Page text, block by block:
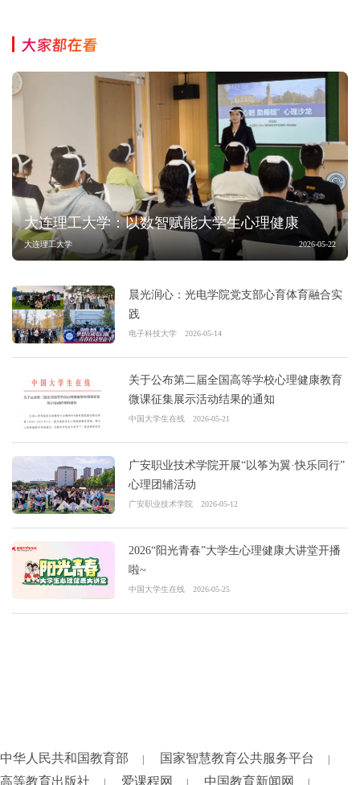
大家都在看
大连理工大学：以数智赋能大学生心理健康
大连理工大学 2026-05-22
晨光润心：光电学院党支部心育体育融合实
践
电子科技大学 2026-05-14
关于公布第二届全国高等学校心理健康教育
微课征集展示活动结果的通知
中国大学生在线 2026-05-21
广安职业技术学院开展“以筝为翼·快乐同行”
心理团辅活动
广安职业技术学院 2026-05-12
2026“阳光青春”大学生心理健康大讲堂开播
啦~
中国大学生在线 2026-05-25
中华人民共和国教育部 国家智慧教育公共服务平台
高等教育出版社 爱课程网 中国教育新闻网